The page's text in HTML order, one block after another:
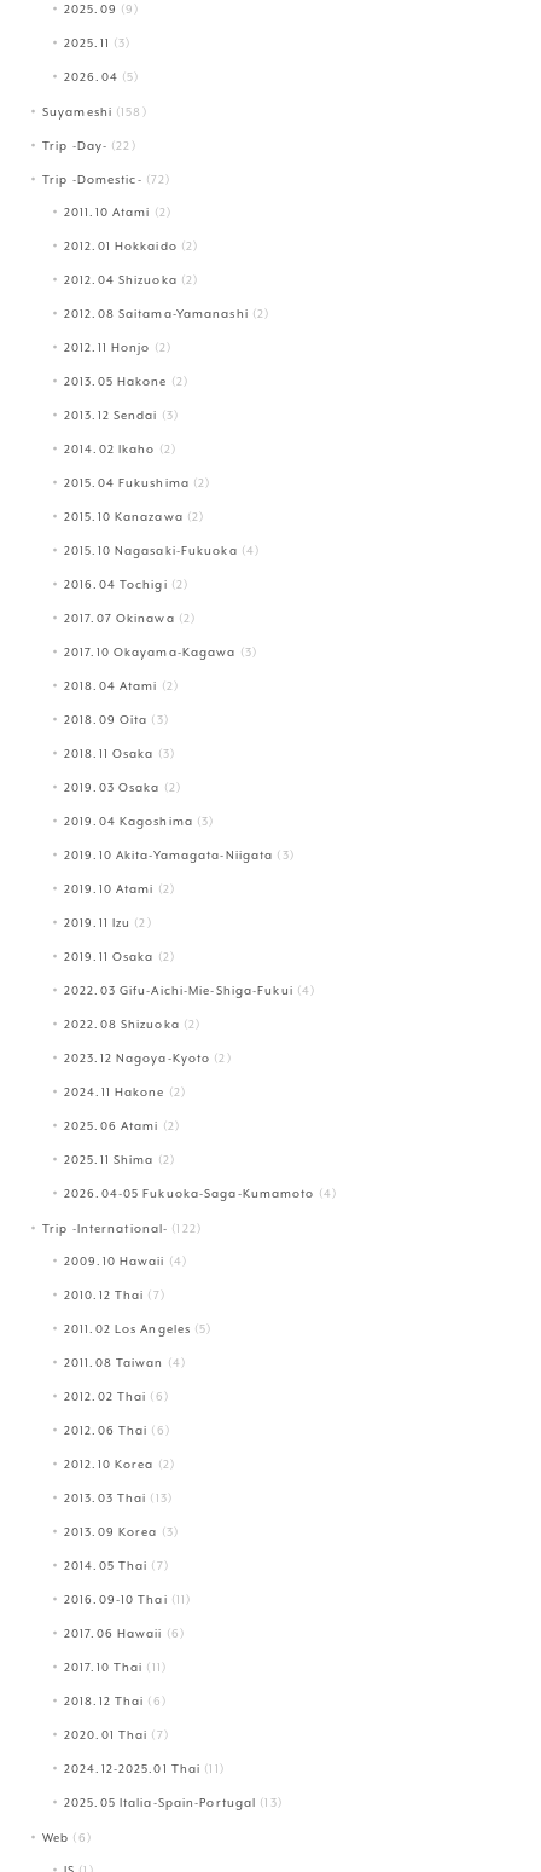
2025.09 (9)
2025.11 (3)
2026.04 (5)
Suyameshi (158)
Trip -Day- (22)
Trip -Domestic- (72)
2011.10 Atami (2)
2012.01 Hokkaido (2)
2012.04 Shizuoka (2)
2012.08 Saitama-Yamanashi (2)
2012.11 Honjo (2)
2013.05 Hakone (2)
2013.12 Sendai (3)
2014.02 Ikaho (2)
2015.04 Fukushima (2)
2015.10 Kanazawa (2)
2015.10 Nagasaki-Fukuoka (4)
2016.04 Tochigi (2)
2017.07 Okinawa (2)
2017.10 Okayama-Kagawa (3)
2018.04 Atami (2)
2018.09 Oita (3)
2018.11 Osaka (3)
2019.03 Osaka (2)
2019.04 Kagoshima (3)
2019.10 Akita-Yamagata-Niigata (3)
2019.10 Atami (2)
2019.11 Izu (2)
2019.11 Osaka (2)
2022.03 Gifu-Aichi-Mie-Shiga-Fukui (4)
2022.08 Shizuoka (2)
2023.12 Nagoya-Kyoto (2)
2024.11 Hakone (2)
2025.06 Atami (2)
2025.11 Shima (2)
2026.04-05 Fukuoka-Saga-Kumamoto (4)
Trip -International- (122)
2009.10 Hawaii (4)
2010.12 Thai (7)
2011.02 Los Angeles (5)
2011.08 Taiwan (4)
2012.02 Thai (6)
2012.06 Thai (6)
2012.10 Korea (2)
2013.03 Thai (13)
2013.09 Korea (3)
2014.05 Thai (7)
2016.09-10 Thai (11)
2017.06 Hawaii (6)
2017.10 Thai (11)
2018.12 Thai (6)
2020.01 Thai (7)
2024.12-2025.01 Thai (11)
2025.05 Italia-Spain-Portugal (13)
Web (6)